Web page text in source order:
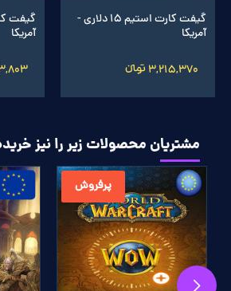
گیفت کارت استیم 15 دلاری -
آمریکا
3,215,370 تومانءءء
آمریکا
مشتریان محصولات زیر را نیز
پرفروش